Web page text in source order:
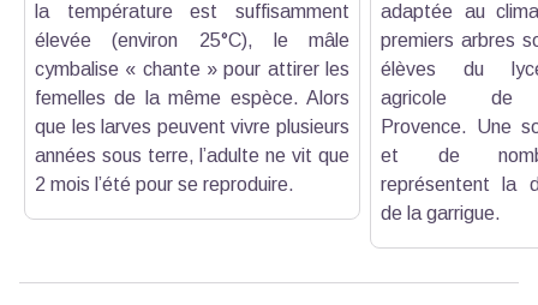
la température est suffisamment
élevée (environ 25°C), le mâle
cymbalise « chante » pour attirer les
femelles de la même espèce. Alors
que les larves peuvent vivre plusieurs
années sous terre, l’adulte ne vit que
2 mois l’été pour se reproduire.
adaptée au
premiers arbres
élèves du
agricole de
Provence. Une
et de
représentent la
de la garrigue.